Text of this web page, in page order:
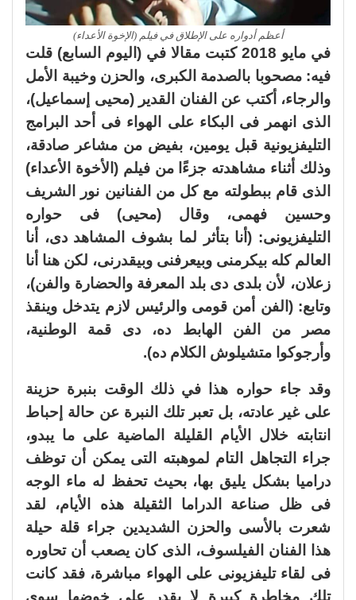
أعظم أدواره على الإطلاق في فيلم (الإخوة الأعداء)
في مايو 2018 كتبت مقالا في (اليوم السابع) قلت
فيه: مصحوبا بالصدمة الكبرى، والحزن وخيبة الأمل
والرجاء، أكتب عن الفنان القدير (محيى إسماعيل)،
الذى انهمر فى البكاء على الهواء فى أحد البرامج
التليفزيونية قبل يومين، بفيض من مشاعر صادقة،
وذلك أثناء مشاهدته جزءًا من فيلم (الأخوة الأعداء)
الذى قام ببطولته مع كل من الفنانين نور الشريف
وحسين فهمى، وقال (محيى) فى حواره
التليفزيونى: (أنا بتأثر لما بشوف المشاهد دى، أنا
العالم كله بيكرمنى وبيعرفنى وبيقدرنى، لكن هنا أنا
زعلان، لأن بلدى دى بلد المعرفة والحضارة والفن)،
وتابع: (الفن أمن قومى والرئيس لازم يتدخل وينقذ
مصر من الفن الهابط ده، دى قمة الوطنية،
وأرجوكوا متشيلوش الكلام ده).
وقد جاء حواره هذا في ذلك الوقت بنبرة حزينة
على غير عادته، بل تعبر تلك النبرة عن حالة إحباط
انتابته خلال الأيام القليلة الماضية على ما يبدو،
جراء التجاهل التام لموهبته التى يمكن أن توظف
دراميا بشكل يليق بها، بحيث تحفظ له ماء الوجه
فى ظل صناعة الدراما الثقيلة هذه الأيام، لقد
شعرت بالأسى والحزن الشديدين جراء قلة حيلة
هذا الفنان الفيلسوف، الذى كان يصعب أن تحاوره
فى لقاء تليفزيونى على الهواء مباشرة، فقد كانت
تلك مخاطرة كبيرة لا يقدر على خوضها سوى